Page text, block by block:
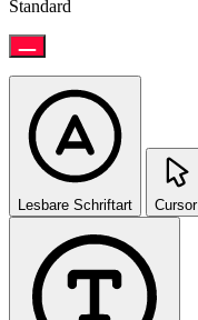
Standard
Lesbare Schriftart Cursor